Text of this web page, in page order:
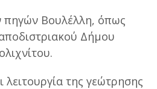
πηγών Βουλέλλη, όπως
Δήμου
λειτουργία της γεώτρησης